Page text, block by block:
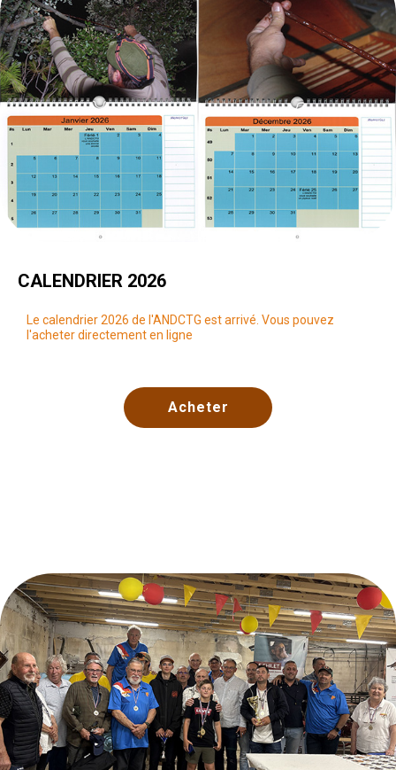
CALENDRIER 2026
Le calendrier 2026 de l'ANDCTG est arrivé. Vous pouvez
l'acheter directement en ligne
Acheter